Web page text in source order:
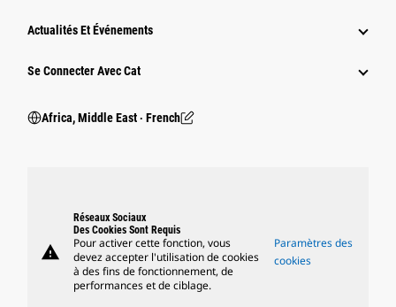
Actualités Et Événements
Se Connecter Avec Cat
Africa, Middle East ‧ French
warning
Réseaux Sociaux
Des Cookies Sont Requis
Pour activer cette fonction, vous
devez accepter l'utilisation de cookies
à des fins de fonctionnement, de
performances et de ciblage.
Paramètres des
cookies